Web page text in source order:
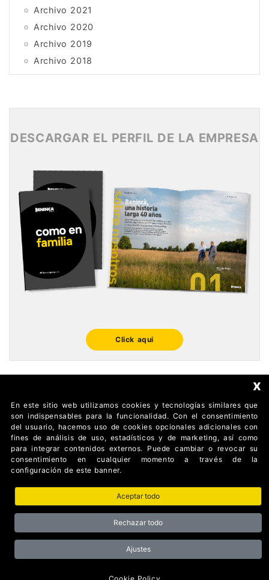
Archivo 2021
Archivo 2020
Archivo 2019
Archivo 2018
Archivo 2017
Archivo 2015
DESCARGAR EL PERFIL DE LA EMPRESA
Click aqui
FOLLOW US
AUTOMATISMI BENINCÀ SpA Via del Capitello 45 36066
Partita I.V.A 02054090242 Capitale Sociale € 1.000.000
e P.IVA (IT) 02054090242
Privacy Policy
x
En este sitio web utilizamos cookies y tecnologías similares que
son indispensables para la funcionalidad. Con el consentimiento
del usuario, hacemos uso de cookies opcionales adicionales con
fines de análisis de uso, estadísticos y de marketing, así como
para integrar contenidos externos. Puede cambiar o revocar su
consentimiento en cualquier momento a través de la
configuración de este banner.
Aceptar todo
Rechazar todo
Ajustes